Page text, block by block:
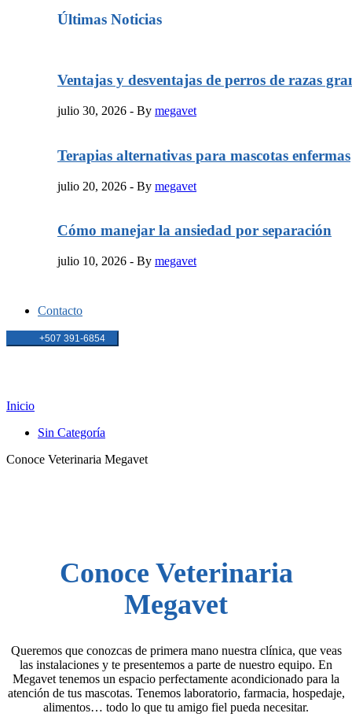
Últimas Noticias
Ventajas y desventajas de perros de razas
julio 30, 2026 - By megavet
Terapias alternativas para mascotas enfermas
julio 20, 2026 - By megavet
Cómo manejar la ansiedad por separación
julio 10, 2026 - By megavet
Contacto
+507 391-6854
Inicio
Sin Categoría
Conoce Veterinaria Megavet
Conoce Veterinaria
Megavet
Queremos que conozcas de primera mano nuestra clínica, que veas
las instalaciones y te presentemos a parte de nuestro equipo. En
Megavet tenemos un espacio perfectamente acondicionado para la
atención de tus mascotas. Tenemos laboratorio, farmacia, hospedaje,
alimentos… todo lo que tu amigo fiel pueda necesitar.